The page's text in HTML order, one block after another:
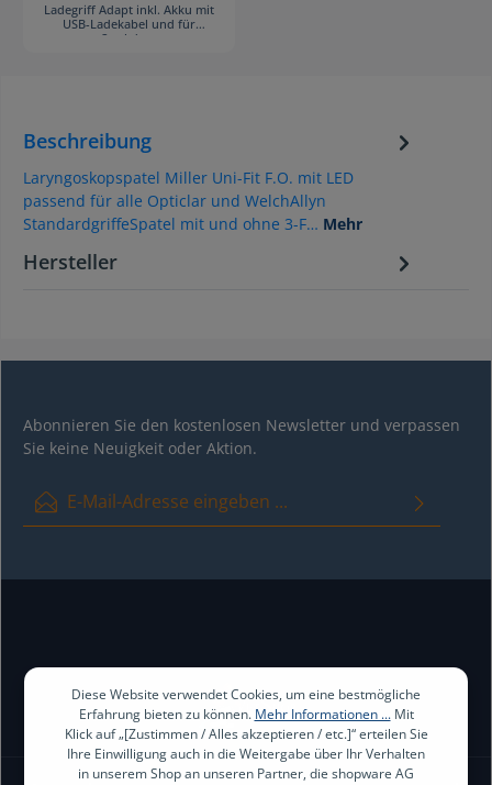
Ladegriff Adapt inkl. Akku mit
USB-Ladekabel und für
Steckdose
Beschreibung
Laryngoskopspatel Miller Uni-Fit F.O. mit LED
passend für alle Opticlar und WelchAllyn
StandardgriffeSpatel mit und ohne 3-F… Mehr
Hersteller
Abonnieren Sie den kostenlosen Newsletter und verpassen
Sie keine Neuigkeit oder Aktion.
E-Mail-Adresse*
Diese Website verwendet Cookies, um eine bestmögliche
Erfahrung bieten zu können. Mehr Informationen ...Mit
Klick auf „[Zustimmen / Alles akzeptieren / etc.]“ erteilen Sie
Ihre Einwilligung auch in die Weitergabe über Ihr Verhalten
in unserem Shop an unseren Partner, die shopware AG